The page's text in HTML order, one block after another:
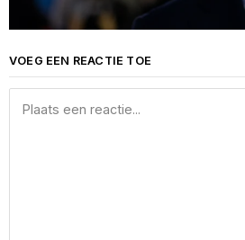
VOEG EEN REACTIE TOE